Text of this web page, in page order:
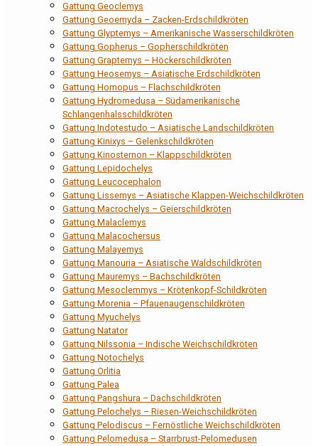
Gattung Geoclemys
Gattung Geoemyda – Zacken-Erdschildkröten
Gattung Glyptemys – Amerikanische Wasserschildkröten
Gattung Gopherus – Gopherschildkröten
Gattung Graptemys – Höckerschildkröten
Gattung Heosemys – Asiatische Erdschildkröten
Gattung Homopus – Flachschildkröten
Gattung Hydromedusa – Südamerikanische
Schlangenhalsschildkröten
Gattung Indotestudo – Asiatische Landschildkröten
Gattung Kinixys – Gelenkschildkröten
Gattung Kinosternon – Klappschildkröten
Gattung Lepidochelys
Gattung Leucocephalon
Gattung Lissemys – Asiatische Klappen-Weichschildkröten
Gattung Macrochelys – Geierschildkröten
Gattung Malaclemys
Gattung Malacochersus
Gattung Malayemys
Gattung Manouria – Asiatische Waldschildkröten
Gattung Mauremys – Bachschildkröten
Gattung Mesoclemmys – Krötenkopf-Schildkröten
Gattung Morenia – Pfauenaugenschildkröten
Gattung Myuchelys
Gattung Natator
Gattung Nilssonia – Indische Weichschildkröten
Gattung Notochelys
Gattung Orlitia
Gattung Palea
Gattung Pangshura – Dachschildkröten
Gattung Pelochelys – Riesen-Weichschildkröten
Gattung Pelodiscus – Fernöstliche Weichschildkröten
Gattung Pelomedusa – Starrbrust-Pelomedusen